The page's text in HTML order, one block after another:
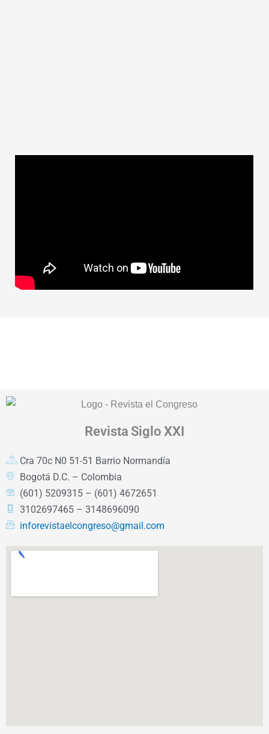
Revista Siglo XXI
Cra 70c N0 51-51 Barrio Normandía
Bogotá D.C. – Colombia
(601) 5209315 – (601) 4672651
3102697465 – 3148696090
inforevistaelcongreso@gmail.com